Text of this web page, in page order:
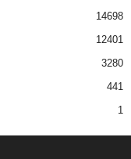
14698
12401
3280
441
1